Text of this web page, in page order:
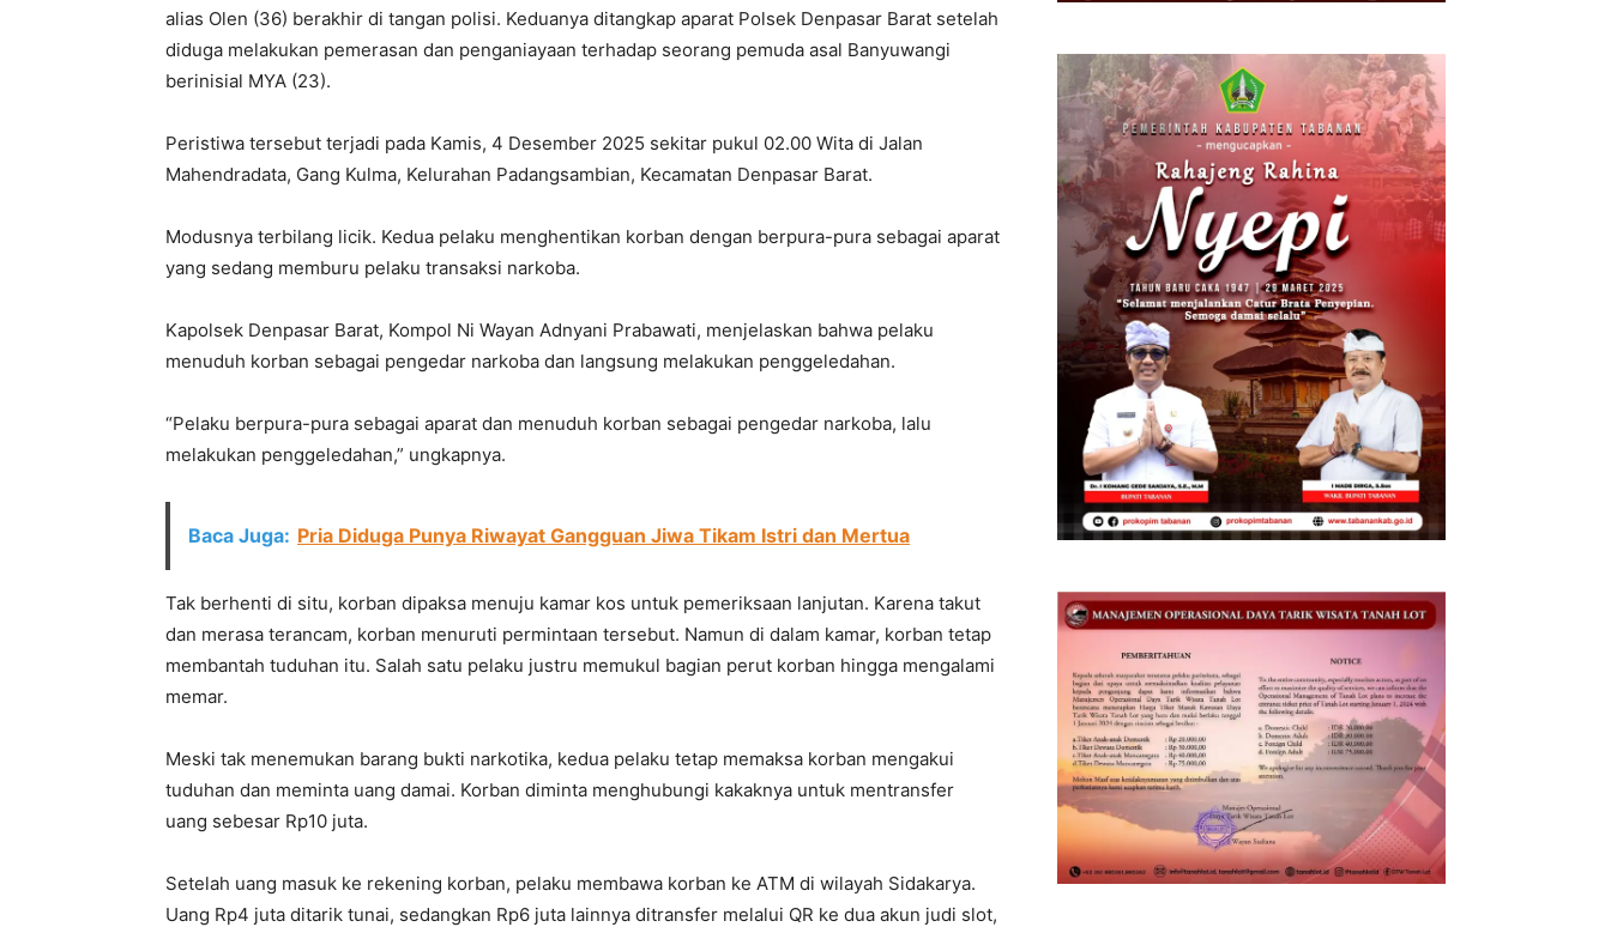
alias Olen (36) berakhir di tangan polisi. Keduanya ditangkap aparat Polsek Denpasar Barat setelah
diduga melakukan pemerasan dan penganiayaan terhadap seorang pemuda asal Banyuwangi
berinisial MYA (23).
Peristiwa tersebut terjadi pada Kamis, 4 Desember 2025 sekitar pukul 02.00 Wita di Jalan
Mahendradata, Gang Kulma, Kelurahan Padangsambian, Kecamatan Denpasar Barat.
Modusnya terbilang licik. Kedua pelaku menghentikan korban dengan berpura-pura sebagai aparat
yang sedang memburu pelaku transaksi narkoba.
Kapolsek Denpasar Barat, Kompol Ni Wayan Adnyani Prabawati, menjelaskan bahwa pelaku
menuduh korban sebagai pengedar narkoba dan langsung melakukan penggeledahan.
“Pelaku berpura-pura sebagai aparat dan menuduh korban sebagai pengedar narkoba, lalu
melakukan penggeledahan,” ungkapnya.
Baca Juga: Pria Diduga Punya Riwayat Gangguan Jiwa Tikam Istri dan Mertua
Tak berhenti di situ, korban dipaksa menuju kamar kos untuk pemeriksaan lanjutan. Karena takut
dan merasa terancam, korban menuruti permintaan tersebut. Namun di dalam kamar, korban tetap
membantah tuduhan itu. Salah satu pelaku justru memukul bagian perut korban hingga mengalami
memar.
Meski tak menemukan barang bukti narkotika, kedua pelaku tetap memaksa korban mengakui
tuduhan dan meminta uang damai. Korban diminta menghubungi kakaknya untuk mentransfer
uang sebesar Rp10 juta.
Setelah uang masuk ke rekening korban, pelaku membawa korban ke ATM di wilayah Sidakarya.
Uang Rp4 juta ditarik tunai, sedangkan Rp6 juta lainnya ditransfer melalui QR ke dua akun judi slot,